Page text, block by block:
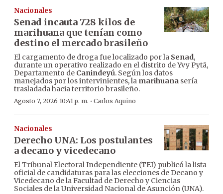
Nacionales
Senad incauta 728 kilos de
marihuana que tenían como
destino el mercado brasileño
El cargamento de droga fue localizado por la Senad,
durante un operativo realizado en el distrito de Yvy Pytã,
Departamento de Canindeyú. Según los datos
manejados por los intervinientes, la marihuana sería
trasladada hacia territorio brasileño.
Agosto 7, 2026 10:41 p. m. · Carlos Aquino
Nacionales
Derecho UNA: Los postulantes
a decano y vicedecano
El Tribunal Electoral Independiente (TEI) publicó la lista
oficial de candidaturas para las elecciones de Decano y
Vicedecano de la Facultad de Derecho y Ciencias
Sociales de la Universidad Nacional de Asunción (UNA).